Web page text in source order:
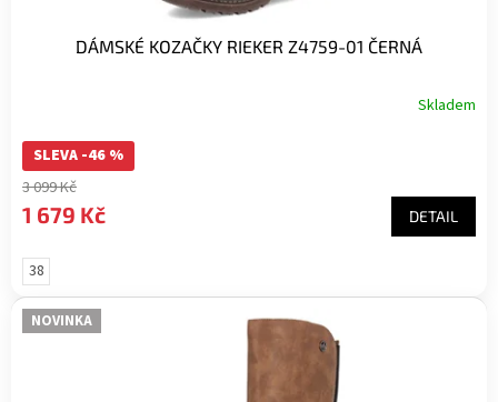
DÁMSKÉ KOZAČKY RIEKER Z4759-01 ČERNÁ
Skladem
SLEVA -46 %
3 099 Kč
1 679 Kč DETAIL
38
NOVINKA